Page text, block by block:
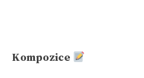
Kompozice